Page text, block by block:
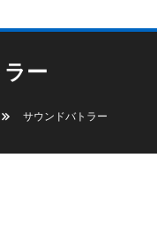
ー
サウンドバトラー